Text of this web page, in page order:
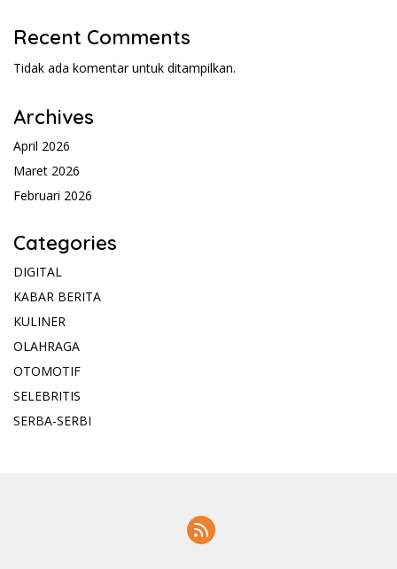
Recent Comments
Tidak ada komentar untuk ditampilkan.
Archives
April 2026
Maret 2026
Februari 2026
Categories
DIGITAL
KABAR BERITA
KULINER
OLAHRAGA
OTOMOTIF
SELEBRITIS
SERBA-SERBI